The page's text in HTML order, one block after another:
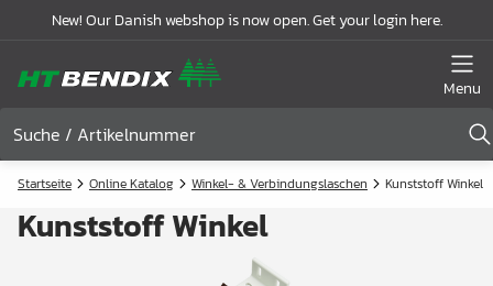
New! Our Danish webshop is now open. Get your login here.
Menu
Startseite Online Katalog Winkel- & Verbindungslaschen Kunststoff Winkel
Kunststoff Winkel